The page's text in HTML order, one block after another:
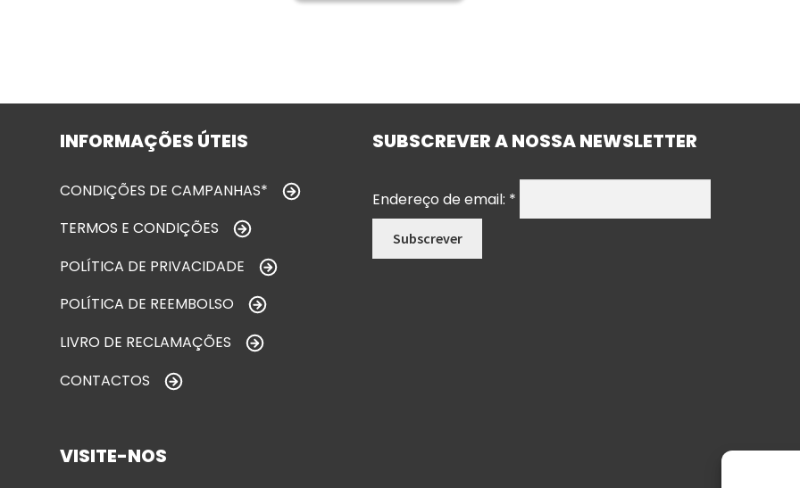
INFORMAÇÕES ÚTEIS
CONDIÇÕES DE CAMPANHAS*
TERMOS E CONDIÇÕES
POLÍTICA DE PRIVACIDADE
POLÍTICA DE REEMBOLSO
LIVRO DE RECLAMAÇÕES
CONTACTOS
SUBSCREVER A NOSSA NEWSLETTER
Endereço de email: *
VISITE-NOS